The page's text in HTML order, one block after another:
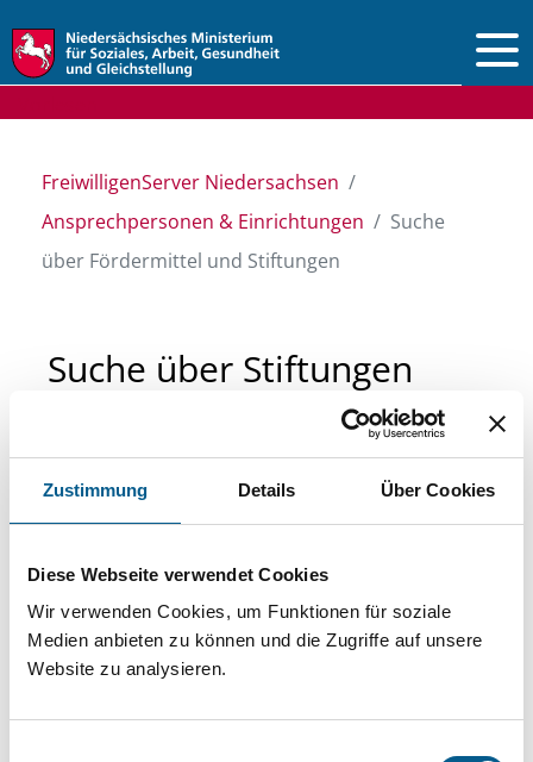
Zustimmung Details Über Cookies
Diese Webseite verwendet Cookies
Wir verwenden Cookies, um Funktionen für soziale
Medien anbieten zu können und die Zugriffe auf unsere
Website zu analysieren.
FreiwilligenServer Niedersachsen
Ansprechpersonen & Einrichtungen
Suche
über Fördermittel und Stiftungen
Suche über Stiftungen
Sie suchen finanzielle Unterstützung für ein
direkt über unsere Fördermitteldatenbank und
Stiftungsdatenbank recherchieren. Bei der
Suche bitte die Groß- und Kleinschreibung